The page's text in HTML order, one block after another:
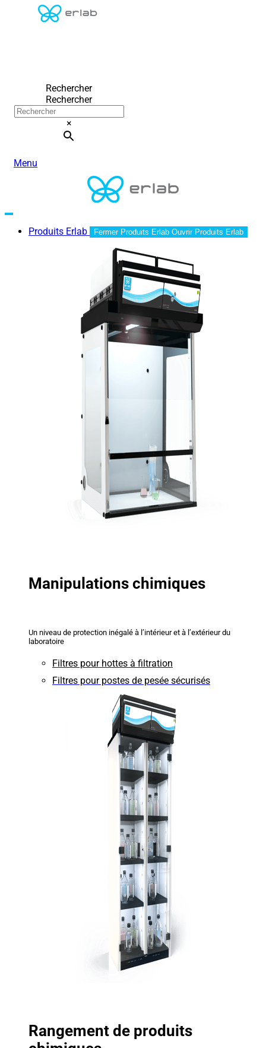
Rechercher
Rechercher
×
Menu
Produits Erlab Fermer Produits Erlab Ouvrir Produits Erlab
Manipulations chimiques
Un niveau de protection inégalé à l’intérieur et à l’extérieur du
laboratoire
Filtres pour hottes à filtration
Filtres pour postes de pesée sécurisés
Rangement de produits